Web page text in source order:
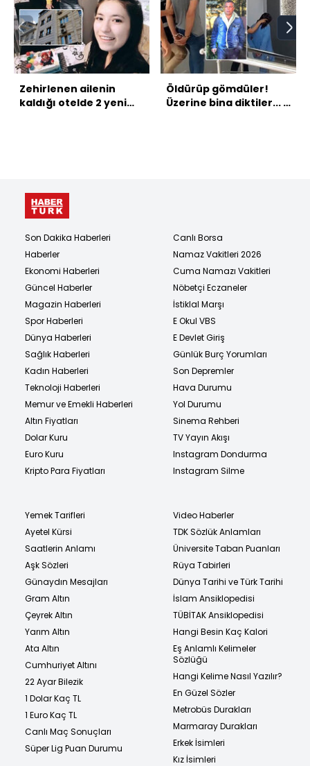
Zehirlenen ailenin
kaldığı otelde 2 yeni
Öldürüp gömdüler!
Üzerine bina diktiler... 6
Son Dakika Haberleri
Haberler
Ekonomi Haberleri
Güncel Haberler
Magazin Haberleri
Spor Haberleri
Dünya Haberleri
Sağlık Haberleri
Kadın Haberleri
Teknoloji Haberleri
Memur ve Emekli Haberleri
Altın Fiyatları
Dolar Kuru
Euro Kuru
Kripto Para Fiyatları
Canlı Borsa
Namaz Vakitleri 2026
Cuma Namazı Vakitleri
Nöbetçi Eczaneler
İstiklal Marşı
E Okul VBS
E Devlet Giriş
Günlük Burç Yorumları
Son Depremler
Hava Durumu
Yol Durumu
Sinema Rehberi
TV Yayın Akışı
Instagram Dondurma
Instagram Silme
Yemek Tarifleri
Ayetel Kürsi
Saatlerin Anlamı
Aşk Sözleri
Günaydın Mesajları
Gram Altın
Çeyrek Altın
Yarım Altın
Ata Altın
Cumhuriyet Altını
22 Ayar Bilezik
1 Dolar Kaç TL
1 Euro Kaç TL
Canlı Maç Sonuçları
Süper Lig Puan Durumu
Video Haberler
TDK Sözlük Anlamları
Üniversite Taban Puanları
Rüya Tabirleri
Dünya Tarihi ve Türk Tarihi
İslam Ansiklopedisi
TÜBİTAK Ansiklopedisi
Hangi Besin Kaç Kalori
Eş Anlamlı Kelimeler
Sözlüğü
Hangi Kelime Nasıl Yazılır?
En Güzel Sözler
Metrobüs Durakları
Marmaray Durakları
Erkek İsimleri
Kız İsimleri